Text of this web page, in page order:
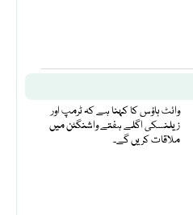
وائٹ ہاؤس کا کہنا ہے کہ ٹرمپ اور
زیلنسکی اگلے ہفتے واشنگٹن میں
ملاقات کریں گے۔